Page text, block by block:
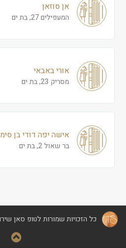
אן סוזאן
המעפילים 27, בת ים
אורי באבאי
מסריק 23, בת ים
אישה יפה דודי בן
בר שאול 2, בת ים
כל הזכויות שמורות לטופ סאן